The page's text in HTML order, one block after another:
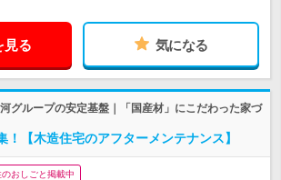
見る 気になる
グループの安定基盤｜「国産材」にこだわった家づ
！【木造住宅のアフターメンテナンス】
のおしごと掲載中